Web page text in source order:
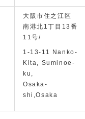
大阪市住之江区
南港北1丁目13番
11号/
1-13-11 Nanko-
Kita, Suminoe-
ku,
Osaka-
shi,Osaka